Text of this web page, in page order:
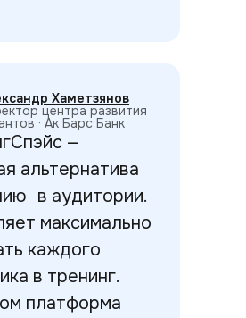
Хаметзянов
центра развития
· Ак Барс Банк
—
альтернатива
в аудитории.
максимально
каждого
в тренинг.
платформа